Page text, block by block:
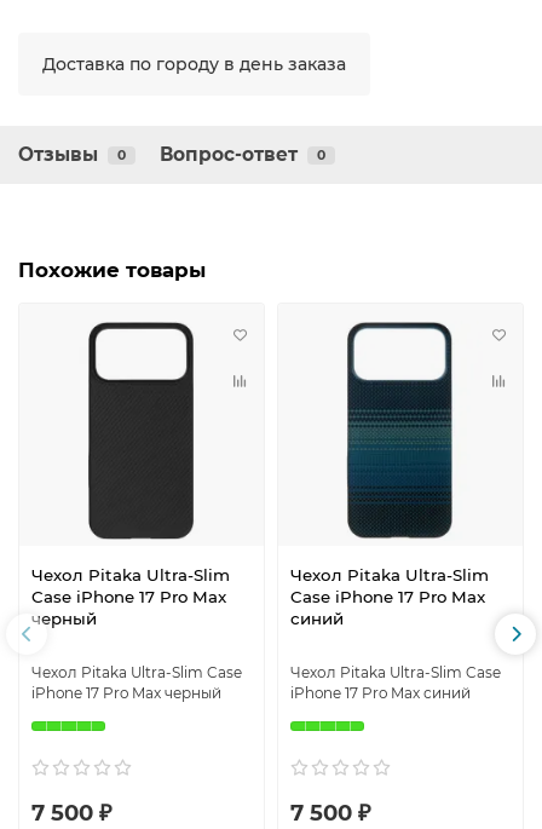
Доставка по городу в день заказа
Отзывы 0 Вопрос-ответ 0
Похожие товары
Чехол Pitaka Ultra-Slim
Case iPhone 17 Pro Max
черный
Чехол Pitaka Ultra-Slim Case
iPhone 17 Pro Max черный
7 500 ₽
Чехол Pitaka Ultra-Slim
Case iPhone 17 Pro Max
синий
Чехол Pitaka Ultra-Slim Case
iPhone 17 Pro Max синий
7 500 ₽